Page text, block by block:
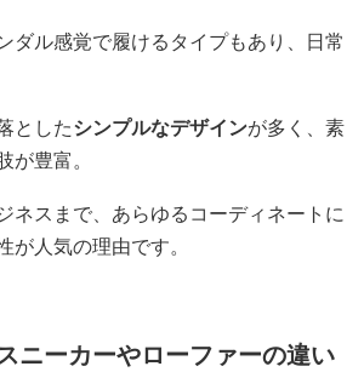
ダル感覚で履けるタイプもあり、日常
としたシンプルなデザインが多く、素
豊富。
ネスまで、あらゆるコーディネートに
人気の理由です。
ニーカーやローファーの違い